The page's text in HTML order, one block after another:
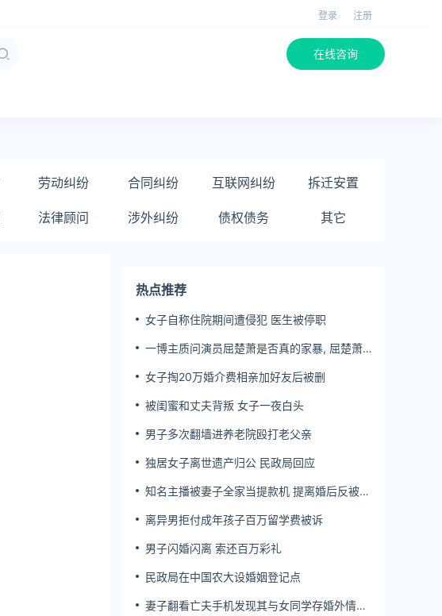
登录 注册
在线咨询
劳动纠纷 合同纠纷 互联网纠纷 拆迁安置
法律顾问 涉外纠纷 债权债务 其它
热点推荐
女子自称住院期间遭侵犯 医生被停职
一博主质问演员屈楚萧是否真的家暴, 屈楚萧
女子掏20万婚介费相亲加好友后被删
被闺蜜和丈夫背叛 女子一夜白头
男子多次翻墙进养老院殴打老父亲
独居女子离世遗产归公 民政局回应
知名主播被妻子全家当提款机 提离婚后反被对
离异男拒付成年孩子百万留学费被诉
男子闪婚闪离 索还百万彩礼
民政局在中国农大设婚姻登记点
妻子翻看亡夫手机发现其与女同学存婚外情，